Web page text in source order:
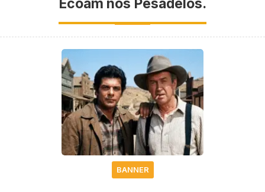
Ecoam nos Pesadelos.
BANNER